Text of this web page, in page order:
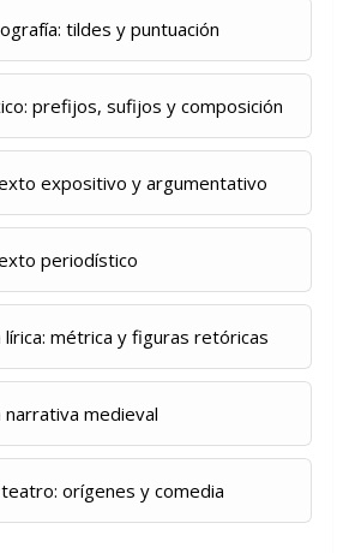
tildes y puntuación
prefijos, sufijos y composición
expositivo y argumentativo
periodístico
lírica: métrica y figuras retóricas
narrativa medieval
orígenes y comedia